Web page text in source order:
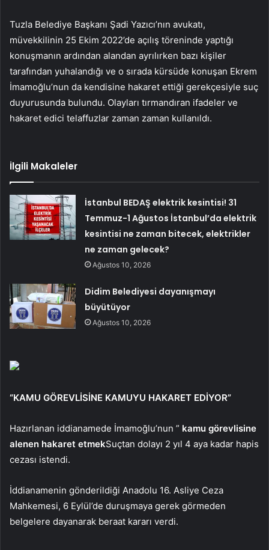
Tuzla Belediye Başkanı Şadi Yazıcı’nın avukatı,
müvekkilinin 25 Ekim 2022’de açılış töreninde yaptığı
konuşmanın ardından alandan ayrılırken bazı kişiler
tarafından yuhalandığı ve o sırada kürsüde konuşan Ekrem
İmamoğlu’nun da kendisine hakaret ettiği gerekçesiyle suç
duyurusunda bulundu. Olayları tırmandıran ifadeler ve
hakaret edici telaffuzlar zaman zaman kullanıldı.
İlgili Makaleler
İstanbul BEDAŞ elektrik kesintisi! 31
Temmuz-1 Ağustos İstanbul’da elektrik
kesintisi ne zaman bitecek, elektrikler
ne zaman gelecek?
Ağustos 10, 2026
Didim Belediyesi dayanışmayı
büyütüyor
Ağustos 10, 2026
“KAMU GÖREVLİSİNE KAMUYU HAKARET EDİYOR”
Hazırlanan iddianamede İmamoğlu’nun ” kamu görevlisine
alenen hakaret etmekSuçtan dolayı 2 yıl 4 aya kadar hapis
cezası istendi.
İddianamenin gönderildiği Anadolu 16. Asliye Ceza
Mahkemesi, 6 Eylül’de duruşmaya gerek görmeden
belgelere dayanarak beraat kararı verdi.